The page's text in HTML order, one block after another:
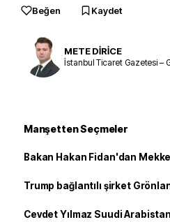
Beğen Kaydet
METE DİRİCE
İstanbul Ticaret Gazetesi –
Manşetten Seçmeler
Bakan Hakan Fidan'dan
Trump bağlantılı şirket
Cevdet Yılmaz Suudi